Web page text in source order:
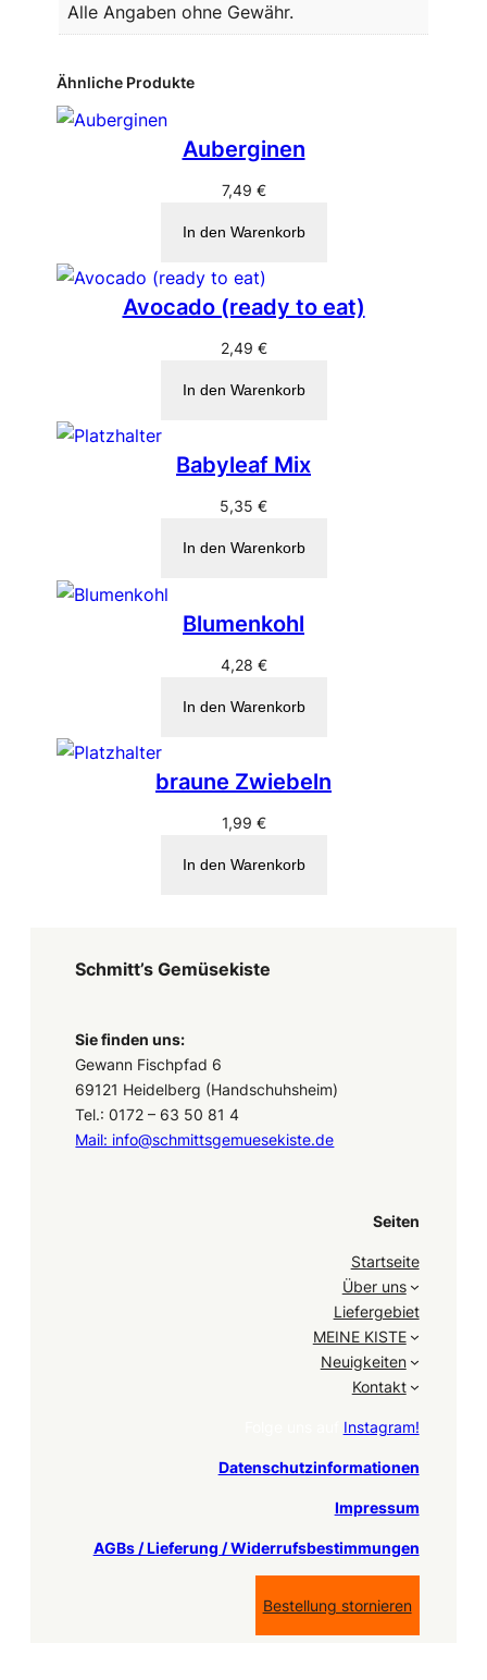
Alle Angaben ohne Gewähr.
Ähnliche Produkte
Auberginen
7,49 €
In den Warenkorb
Avocado (ready to eat)
2,49 €
In den Warenkorb
Babyleaf Mix
5,35 €
In den Warenkorb
Blumenkohl
4,28 €
In den Warenkorb
braune Zwiebeln
1,99 €
In den Warenkorb
Schmitt’s Gemüsekiste
Sie finden uns:
Gewann Fischpfad 6
69121 Heidelberg (Handschuhsheim)
Tel.: 0172 – 63 50 81 4
Mail: info@schmittsgemuesekiste.de
Seiten
Startseite
Über uns
Liefergebiet
MEINE KISTE
Neuigkeiten
Kontakt
Instagram!
Datenschutzinformationen
Impressum
AGBs / Lieferung / Widerrufsbestimmungen
Bestellung stornieren